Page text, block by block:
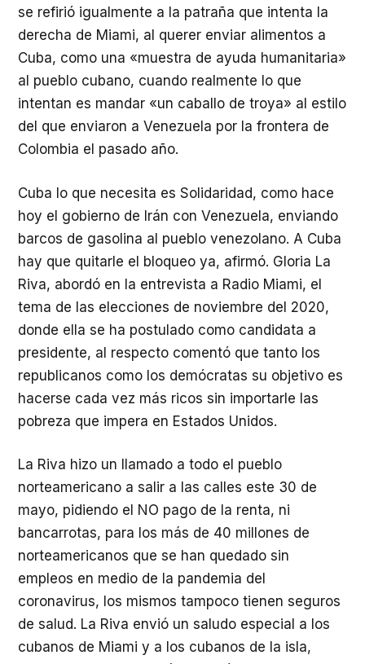
se refirió igualmente a la patraña que intenta la
derecha de Miami, al querer enviar alimentos a
Cuba, como una «muestra de ayuda humanitaria»
al pueblo cubano, cuando realmente lo que
intentan es mandar «un caballo de troya» al estilo
del que enviaron a Venezuela por la frontera de
Colombia el pasado año.
Cuba lo que necesita es Solidaridad, como hace
hoy el gobierno de Irán con Venezuela, enviando
barcos de gasolina al pueblo venezolano. A Cuba
hay que quitarle el bloqueo ya, afirmó. Gloria La
Riva, abordó en la entrevista a Radio Miami, el
tema de las elecciones de noviembre del 2020,
donde ella se ha postulado como candidata a
presidente, al respecto comentó que tanto los
republicanos como los demócratas su objetivo es
hacerse cada vez más ricos sin importarle las
pobreza que impera en Estados Unidos.
La Riva hizo un llamado a todo el pueblo
norteamericano a salir a las calles este 30 de
mayo, pidiendo el NO pago de la renta, ni
bancarrotas, para los más de 40 millones de
norteamericanos que se han quedado sin
empleos en medio de la pandemia del
coronavirus, los mismos tampoco tienen seguros
de salud. La Riva envió un saludo especial a los
cubanos de Miami y a los cubanos de la isla,